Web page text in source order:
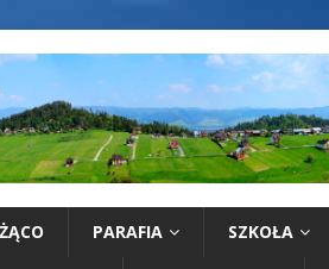
PARAFIA SZKOŁA